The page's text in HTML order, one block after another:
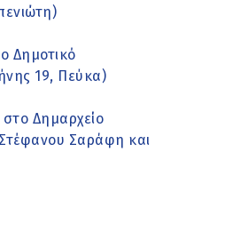
Δημοτικό
19, Πεύκα)
στο Δημαρχείο
Σαράφη και